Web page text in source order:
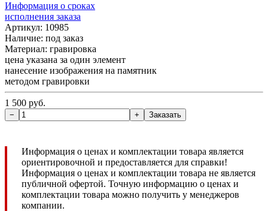
Информация о сроках
исполнения заказа
Артикул: 10985
Наличие: под заказ
Материал: гравировка
цена указана за один элемент
нанесение изображения на памятник
методом гравировки
1 500 руб.
Информация о ценах и комплектации товара является
ориентировочной и предоставляется для справки!
Информация о ценах и комплектации товара не является
публичной офертой. Точную информацию о ценах и
комплектации товара можно получить у менеджеров
компании.